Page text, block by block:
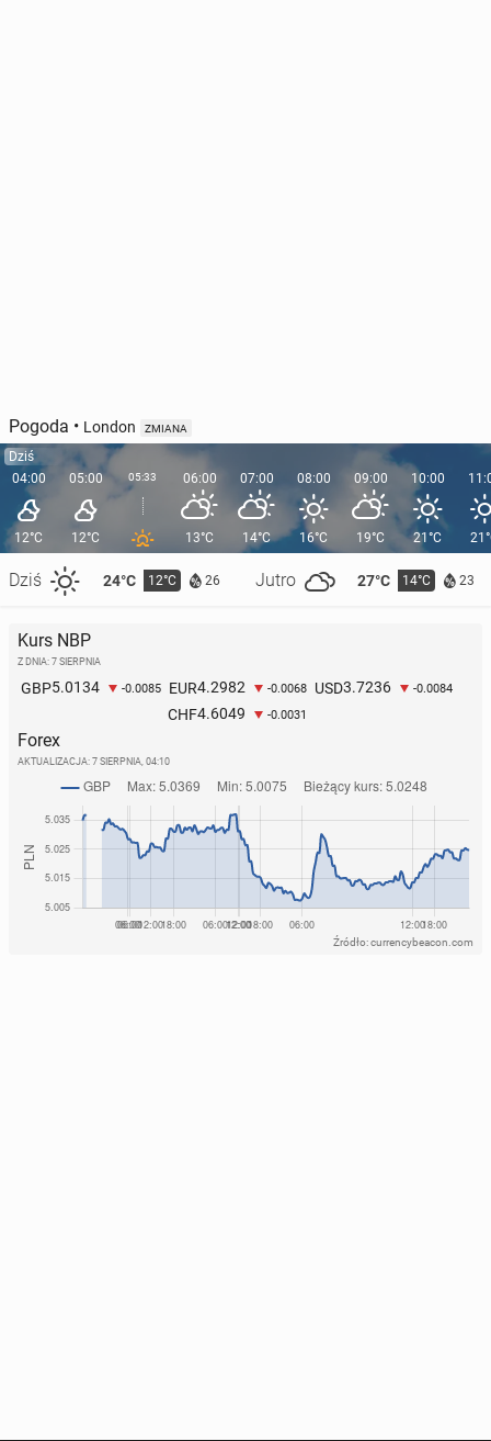
Pogoda • London ZMIANA
Dziś
04:00
12°C
Dziś 24°C 12°C 26 Jutro 27°C 14°C 23
05:00
12°C
05:33 06:00
13°C
07:00
14°C
08:00
16°C
09:00
19°C
10:00
21°C
Kurs NBP
Z DNIA: 7 SIERPNIA
GBP5.0134 -0.0085 EUR4.2982 -0.0068 USD3.7236 -0.0084
CHF4.6049 -0.0031
Forex
AKTUALIZACJA: 7 SIERPNIA, 04:10
Źródło: currencybeacon.com